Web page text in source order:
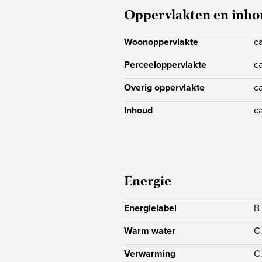
water. Er is een extra berging
tuingereedschap. Vanuit elke
Oppervlakten en
Woonoppervlakte
Perceeloppervlakte
Overig oppervlakte
Inhoud
Energie
Energielabel
B
Warm water
Verwarming